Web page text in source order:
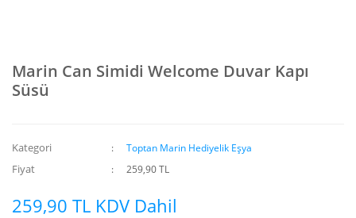
Marin Can Simidi Welcome Duvar Kapı
Süsü
Kategori Toptan Marin Hediyelik Eşya
Fiyat 259,90 TL
259,90 TL KDV Dahil